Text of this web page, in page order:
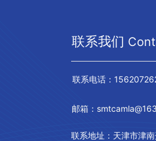
联系我们
联系电话：
邮箱：
联系地址： 天津市津